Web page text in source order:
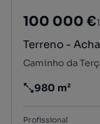
100 000 €
Terreno -
Preço por
980 m²
Profissional